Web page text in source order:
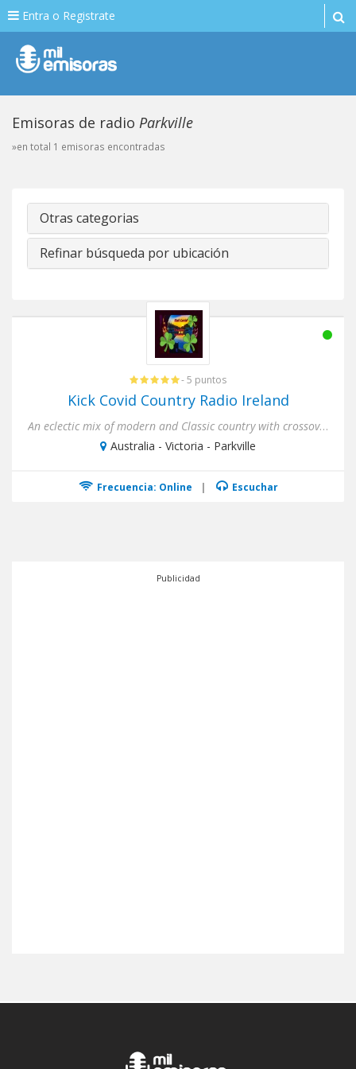
Entra o Registrate
Emisoras de radio Parkville
»en total 1 emisoras encontradas
Otras categorias
Refinar búsqueda por ubicación
- 5 puntos
Kick Covid Country Radio Ireland
An eclectic mix of modern and Classic country with crossover rock and bluesAlexa Play KCC Ireland on Mytuner
Australia - Victoria - Parkville
Frecuencia: Online | Escuchar
Publicidad